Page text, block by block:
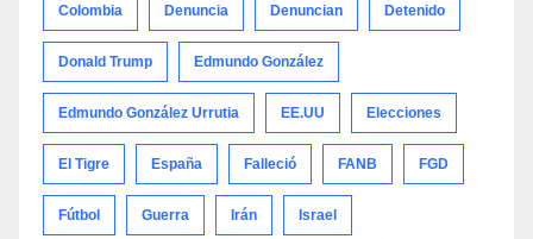
Colombia Denuncia Denuncian Detenido
Donald Trump Edmundo González
Edmundo González Urrutia EE.UU Elecciones
El Tigre España Falleció FANB FGD
Fútbol Guerra Irán Israel